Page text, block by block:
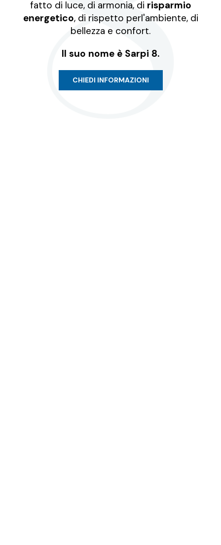
fatto di luce, di armonia, di risparmio
energetico, di rispetto perl'ambiente, di
bellezza e confort.
Il suo nome è Sarpi 8.
CHIEDI INFORMAZIONI